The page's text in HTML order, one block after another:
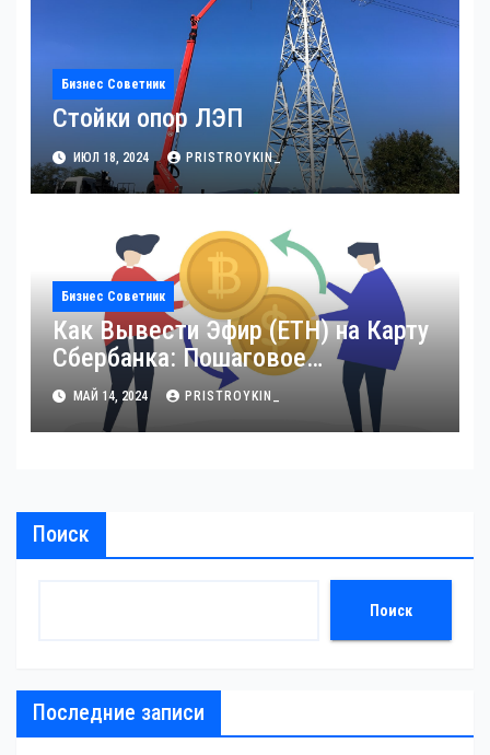
Бизнес Советник
Стойки опор ЛЭП
ИЮЛ 18, 2024 PRISTROYKIN_
Бизнес Советник
Как Вывести Эфир (ETH) на Карту
Сбербанка: Пошаговое
Руководство
МАЙ 14, 2024 PRISTROYKIN_
Поиск
Поиск
Последние записи